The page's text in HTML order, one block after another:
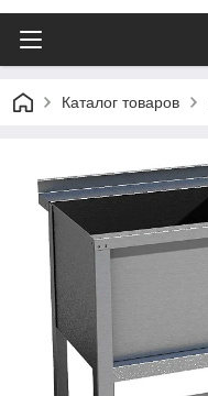
Каталог товаров